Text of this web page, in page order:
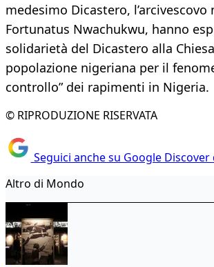
medesimo Dicastero, l’arcivescovo
Fortunatus Nwachukwu, hanno
solidarietà del Dicastero alla
popolazione nigeriana per il
controllo” dei rapimenti in Nigeria.
© RIPRODUZIONE RISERVATA
Seguici anche su Google Discover
Altro di Mondo